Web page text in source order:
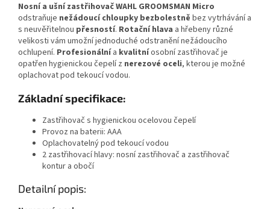
Nosní a ušní zastřihovač WAHL GROOMSMAN Micro
odstraňuje nežádoucí chloupky bezbolestně bez vytrhávání a
s neuvěřitelnou přesností. Rotační hlava a hřebeny různé
velikosti vám umožní jednoduché odstranění nežádoucího
ochlupení. Profesionálnía kvalitníosobní zastřihovač je
opatřen hygienickou čepelí z nerezové oceli, kterou je možné
oplachovat pod tekoucí vodou.
Základní specifikace:
Zastřihovač s hygienickou ocelovou čepelí
Provoz na baterii: AAA
Oplachovatelný pod tekoucí vodou
2 zastřihovací hlavy: nosní zastřihovač a zastřihovač
kontur a obočí
Detailní popis: